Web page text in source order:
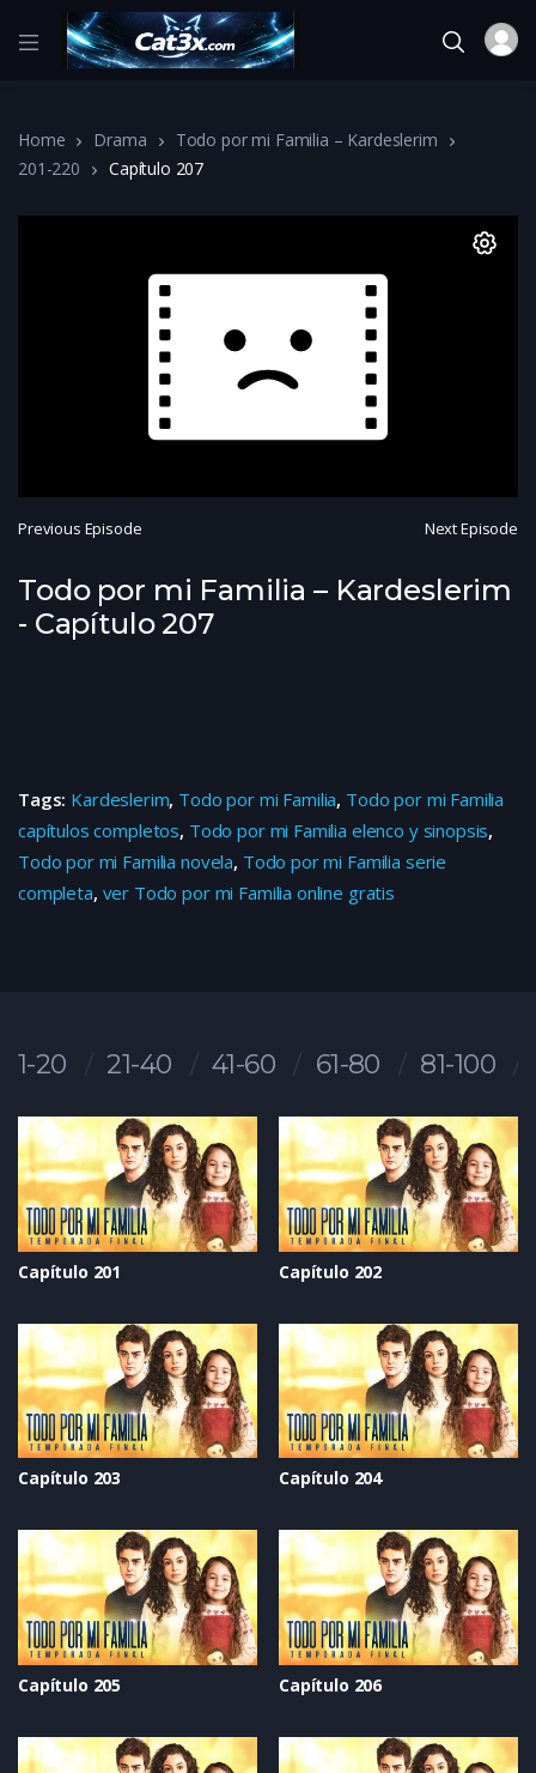
Home Drama
Todo por mi Familia – Kardeslerim
201-220
Capítulo 207
Previous Episode Next Episode
Todo por mi Familia – Kardeslerim
- Capítulo 207
Tags: Kardeslerim, Todo por mi Familia, Todo por mi Familia
capítulos completos, Todo por mi Familia elenco y sinopsis,
Todo por mi Familia novela, Todo por mi Familia serie
completa, ver Todo por mi Familia online gratis
1-20 21-40 41-60 61-80 81-100
Capítulo 201 Capítulo 202
Capítulo 203 Capítulo 204
Capítulo 205 Capítulo 206